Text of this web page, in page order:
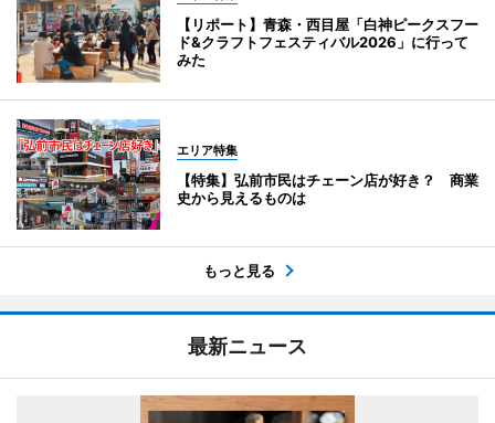
【リポート】青森・西目屋「白神ピークスフー
ド&クラフトフェスティバル2026」に行って
みた
エリア特集
【特集】弘前市民はチェーン店が好き？ 商業
史から見えるものは
もっと見る
最新ニュース